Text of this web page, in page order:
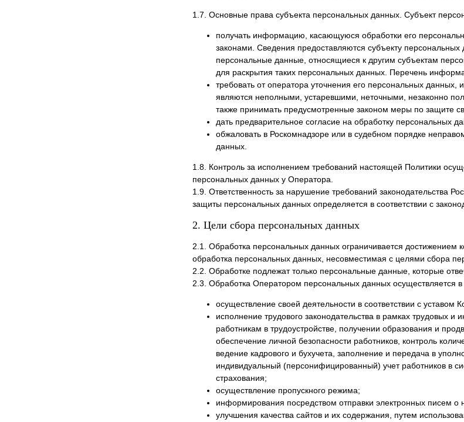
1.7. Основные права субъекта персональных данных. Субъект
получать информацию, касающуюся обработки его
законами. Сведения предоставляются субъекту
персональные данные, относящиеся к другим субъектам
для раскрытия таких персональных данных. Перечень
требовать от оператора уточнения его персональных
являются неполными, устаревшими, неточными, незаконно
также принимать предусмотренные законом меры по защите
дать предварительное согласие на обработку персональных
обжаловать в Роскомнадзоре или в судебном порядке
данных.
1.8. Контроль за исполнением требований настоящей Политики
персональных данных у Оператора.
1.9. Ответственность за нарушение требований законодательства
защиты персональных данных определяется в соответствии с
2. Цели сбора персональных данных
2.1. Обработка персональных данных ограничивается достижением
обработка персональных данных, несовместимая с целями сбора
2.2. Обработке подлежат только персональные данные, которые
2.3. Обработка Оператором персональных данных осуществляется
осуществление своей деятельности в соответствии с
исполнение трудового законодательства в рамках трудовых
работникам в трудоустройстве, получении образования и
обеспечение личной безопасности работников, контроль
ведение кадрового и бухучета, заполнение и передача в
индивидуальный (персонифицированный) учет работников в
страхования;
осуществление пропускного режима;
информирования посредством отправки электронных писем о
улучшения качества сайтов и их содержания, путем